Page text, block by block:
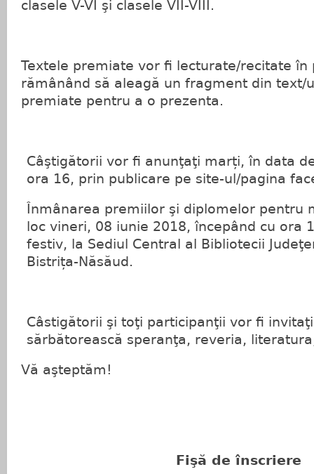
clasele V-VI şi clasele VII-VIII.
Textele premiate vor fi lecturate/recitate în
rămânând să aleagă un fragment din text/
premiate pentru a o prezenta.
Câştigătorii vor fi anunţaţi marți, în data
ora 16, prin publicare pe site-ul/pagina
Înmânarea premiilor şi diplomelor pentru
loc vineri, 08 iunie 2018, începând cu ora
festiv, la Sediul Central al Bibliotecii
Bistrița-Năsăud.
Câstigătorii şi toţi participanţii vor fi
sărbătorească speranţa, reveria,
Vă aşteptăm!
Fişă de înscriere